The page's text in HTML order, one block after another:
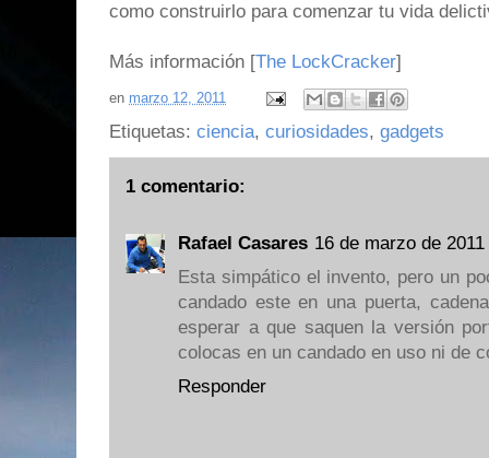
como construirlo para comenzar tu vida
Más información [The LockCracker]
en marzo 12, 2011
Etiquetas: ciencia, curiosidades, gadgets
1 comentario:
Rafael Casares 16 de marzo de
Esta simpático el invento, pero un
candado este en una puerta,
esperar a que saquen la versión
colocas en un candado en uso ni de
Responder